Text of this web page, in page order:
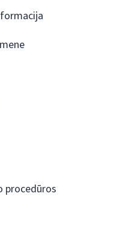
procedūros